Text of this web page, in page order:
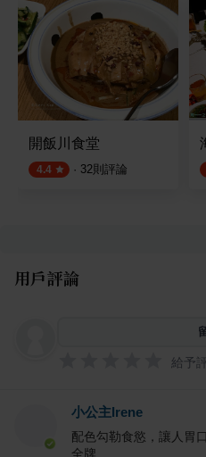
開飯川食堂
4.4 · 32則評論
用戶評論
給予
小公主Irene
配色勾勒食慾，讓人胃
全牌